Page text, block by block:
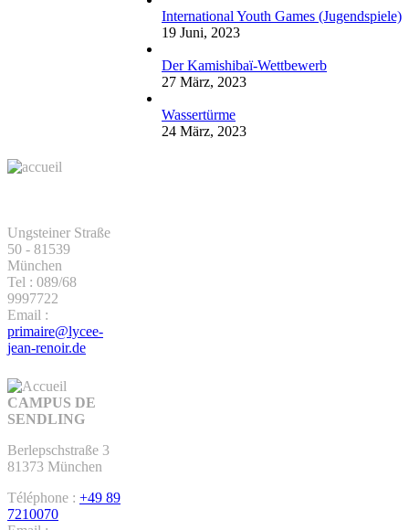
International Youth Games (Jugendspiele)
19 Juni, 2023
Der Kamishibaï-Wettbewerb
27 März, 2023
Wassertürme
24 März, 2023
Ungsteiner Straße
50 - 81539
München
Tel : 089/68
9997722
Email :
primaire@lycee-
jean-renoir.de
CAMPUS DE
SENDLING
Berlepschstraße 3
81373 München
Téléphone : +49 89
7210070